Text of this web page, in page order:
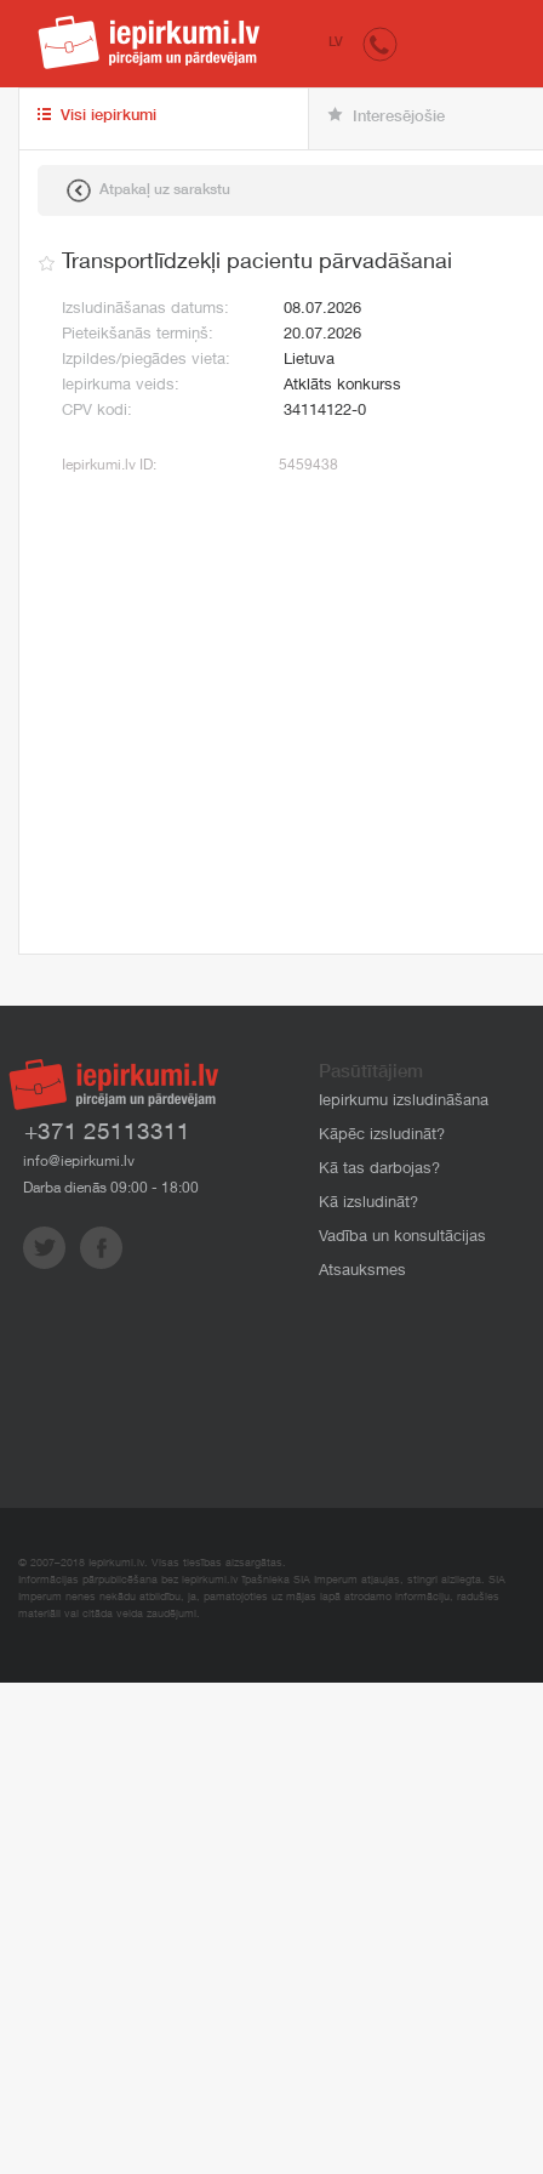
iepirkumi.lv
LV
Visi iepirkumi Interesējošie
Atpakaļ uz sarakstu
Transportlīdzekļi pacientu pārvadāšanai
Izsludināšanas datums:
08.07.2026
Pieteikšanās termiņš:
20.07.2026
Izpildes/piegādes vieta:
Lietuva
Iepirkuma veids:
Atklāts konkurss
CPV kodi:
34114122-0
Iepirkumi.lv ID: 5459438
+371 25113311
info@iepirkumi.lv
Darba dienās 09:00 - 18:00
Pasūtītājiem
Iepirkumu izsludināšana
Kāpēc izsludināt?
Kā tas darbojas?
Kā izsludināt?
Vadība un konsultācijas
Atsauksmes
© 2007–2018 Iepirkumi.lv. Visas tiesības aizsargātas.
Informācijas pārpublicēšana bez iepirkumi.lv īpašnieka SIA Imperum atļaujas, stingri aizliegta. SIA
Imperum nenes nekādu atbildību, ja, pamatojoties uz mājas lapā atrodamo informāciju, radušies
materiāli vai citāda veida zaudējumi.